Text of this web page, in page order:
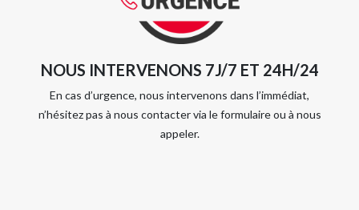
NOUS INTERVENONS 7J/7 ET 24H/24
En cas d’urgence, nous intervenons dans l’immédiat,
n’hésitez pas à nous contacter via le formulaire ou à nous
appeler.